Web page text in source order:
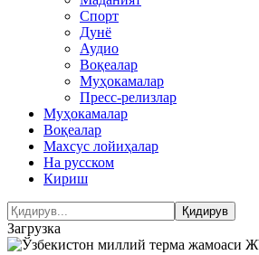
Спорт
Дунё
Аудио
Воқеалар
Муҳокамалар
Пресс-релизлар
Муҳокамалар
Воқеалар
Махсус лойиҳалар
На русском
Кириш
Загрузка